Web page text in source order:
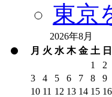
東京
2026年8月
月 火 水 木 金 土 日
1
2
3
4 5 6 7 8
9
10 11 12 13 14 15 16